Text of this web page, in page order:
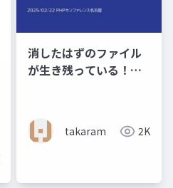
消したはずのファイル
が生き残っている！？
takaram 2K